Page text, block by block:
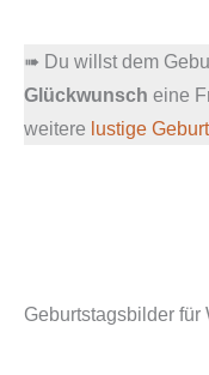
➠ Du willst dem
Glückwunsch eine
weitere lustige
Geburtstagsbilder für